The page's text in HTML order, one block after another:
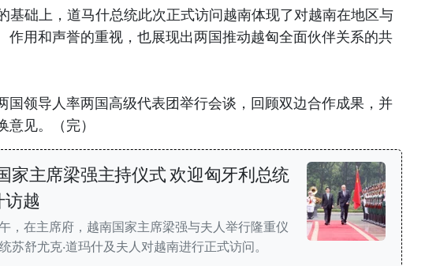
基础上，道马什总统此次正式访问越南体现了对越南在地区与
作用和声誉的重视，也展现出两国推动越匈全面伙伴关系的共
国领导人率两国高级代表团举行会谈，回顾双边合作成果，并
意见。（完）
家主席梁强主持仪式 欢迎匈牙利总统
访越
，在主席府，越南国家主席梁强与夫人举行隆重仪
苏舒尤克·道玛什及夫人对越南进行正式访问。